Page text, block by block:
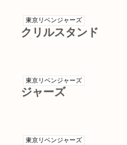
東京リベンジャーズ
クリルスタンド
東京リベンジャーズ
ジャーズ
東京リベンジャーズ